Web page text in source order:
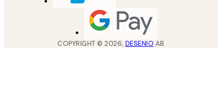
COPYRIGHT ©2026, DESENIO AB